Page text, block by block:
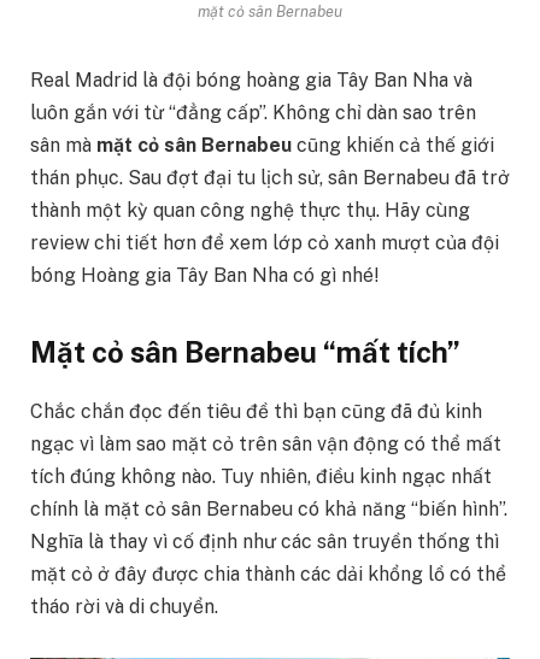
mặt cỏ sân Bernabeu
Real Madrid là đội bóng hoàng gia Tây Ban Nha và
luôn gắn với từ “đẳng cấp”. Không chỉ dàn sao trên
sân mà mặt cỏ sân Bernabeu cũng khiến cả thế giới
thán phục. Sau đợt đại tu lịch sử, sân Bernabeu đã trở
thành một kỳ quan công nghệ thực thụ. Hãy cùng
review chi tiết hơn để xem lớp cỏ xanh mượt của đội
bóng Hoàng gia Tây Ban Nha có gì nhé!
Mặt cỏ sân Bernabeu “mất tích”
Chắc chắn đọc đến tiêu đề thì bạn cũng đã đủ kinh
ngạc vì làm sao mặt cỏ trên sân vận động có thể mất
tích đúng không nào. Tuy nhiên, điều kinh ngạc nhất
chính là mặt cỏ sân Bernabeu có khả năng “biến hình”.
Nghĩa là thay vì cố định như các sân truyền thống thì
mặt cỏ ở đây được chia thành các dải khổng lồ có thể
tháo rời và di chuyển.